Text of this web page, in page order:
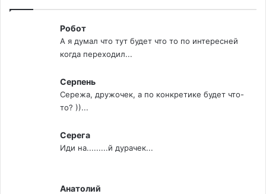
Робот
А я думал что тут будет что то по интересней
когда переходил...
Серпень
Сережа, дружочек, а по конкретике будет что-
то? ))...
Серега
Иди на.........й дурачек...
Анатолий